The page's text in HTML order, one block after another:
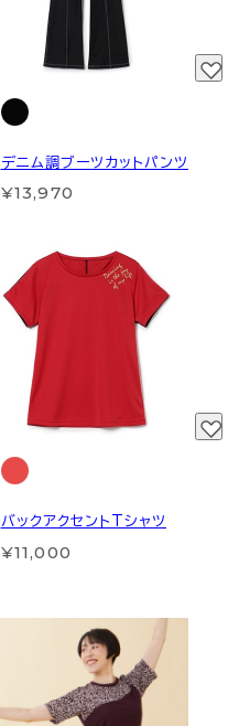
デニム調ブーツカットパンツ
¥13,970
バックアクセントTシャツ
¥11,000